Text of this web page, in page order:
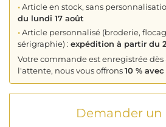
•Article en stock, sans
du lundi 17 août
•Article personnalisé (broderie,
sérigraphie) : expédition à partir du
Votre commande est enregistrée
l'attente, nous vous offrons10 %
Demander un